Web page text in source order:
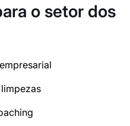
o setor dos